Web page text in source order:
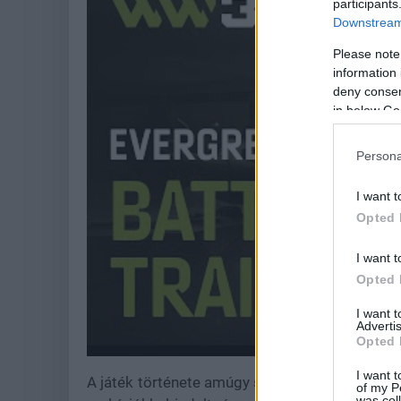
Please
information
deny
in below
I want
Opted
I want
Opted
I want
Opted
I want
of my
A játék története amúgy sem volt